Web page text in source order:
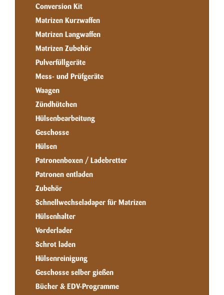
Conversion Kit
Matrizen Kurzwaffen
Matrizen Langwaffen
Matrizen Zubehör
Pulverfüllgeräte
Mess- und Prüfgeräte
Waagen
Zündhütchen
Hülsenbearbeitung
Geschosse
Hülsen
Patronenboxen / Ladebretter
Patronen entladen
Zubehör
Schnellwechseladaper für Matrizen
Hülsenhalter
Vorderlader
Schrot laden
Hülsenreinigung
Geschosse selber gießen
Bücher & EDV-Programme